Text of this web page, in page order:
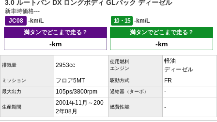
3.0 ルートバン DX ロングボディ GLパック ディーゼル
新車時価格---
JC08
-km/L 10・15
-km/L
満タンでどこまで走る？
-km
満タンでどこまで走る？
-km
排気量 2953cc
使用燃料
エンジン
軽油
ディーゼル
ミッション フロア5MT 駆動方式 FR
最大出力 105ps/3800rpm 過給器（ターボ） -
生産期間
2001年11月～200
2年08月
燃費性能 -